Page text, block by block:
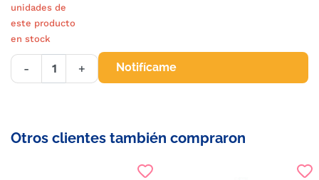
unidades de
este producto
en stock
- + Notifícame
Otros clientes también compraron